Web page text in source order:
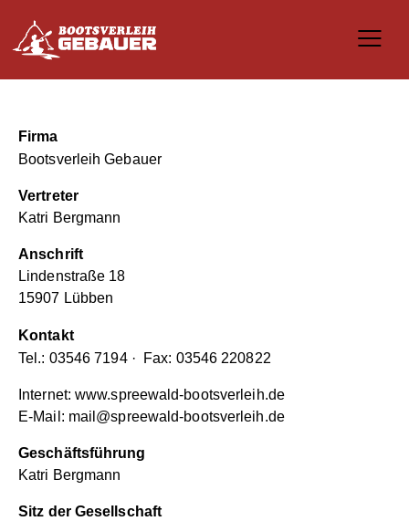
Firma
Bootsverleih Gebauer
Vertreter
Katri Bergmann
Anschrift
Lindenstraße 18
15907 Lübben
Kontakt
Tel.: 03546 7194· Fax: 03546 220822
Internet: www.spreewald-bootsverleih.de
E-Mail: mail@spreewald-bootsverleih.de
Geschäftsführung
Katri Bergmann
Sitz der Gesellschaft